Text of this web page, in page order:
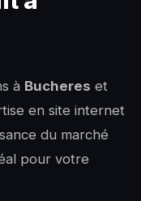
à Bucheres et
en site internet
du marché
pour votre